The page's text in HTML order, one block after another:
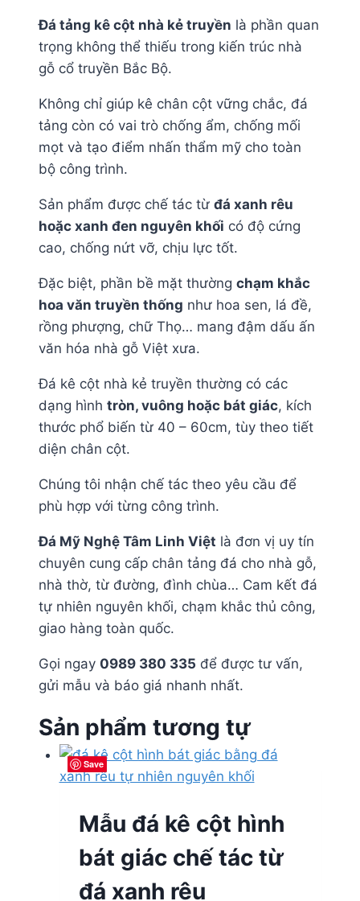
Đá tảng kê cột nhà kẻ truyền là phần quan
trọng không thể thiếu trong kiến trúc nhà
gỗ cổ truyền Bắc Bộ.
Không chỉ giúp kê chân cột vững chắc, đá
tảng còn có vai trò chống ẩm, chống mối
mọt và tạo điểm nhấn thẩm mỹ cho toàn
bộ công trình.
Sản phẩm được chế tác từ đá xanh rêu
hoặc xanh đen nguyên khối có độ cứng
cao, chống nứt vỡ, chịu lực tốt.
Đặc biệt, phần bề mặt thường chạm khắc
hoa văn truyền thống như hoa sen, lá đề,
rồng phượng, chữ Thọ… mang đậm dấu ấn
văn hóa nhà gỗ Việt xưa.
Đá kê cột nhà kẻ truyền thường có các
dạng hình tròn, vuông hoặc bát giác, kích
thước phổ biến từ 40 – 60cm, tùy theo tiết
diện chân cột.
Chúng tôi nhận chế tác theo yêu cầu để
phù hợp với từng công trình.
Đá Mỹ Nghệ Tâm Linh Việt là đơn vị uy tín
chuyên cung cấp chân tảng đá cho nhà gỗ,
nhà thờ, từ đường, đình chùa… Cam kết đá
tự nhiên nguyên khối, chạm khắc thủ công,
giao hàng toàn quốc.
Gọi ngay 0989 380 335 để được tư vấn,
gửi mẫu và báo giá nhanh nhất.
Sản phẩm tương tự
Save
Mẫu đá kê cột hình
bát giác chế tác từ
đá xanh rêu
Save
Save
Save